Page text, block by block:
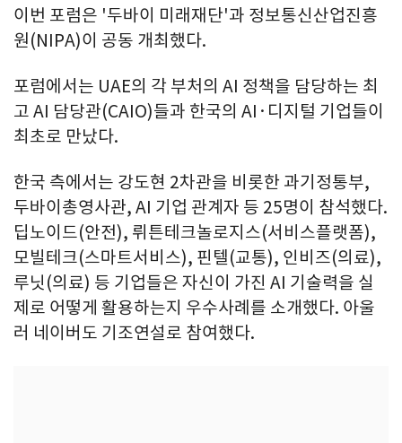
이번 포럼은 '두바이 미래재단'과 정보통신산업진흥
원(NIPA)이 공동 개최했다.
포럼에서는 UAE의 각 부처의 AI 정책을 담당하는 최
고 AI 담당관(CAIO)들과 한국의 AI·디지털 기업들이
최초로 만났다.
한국 측에서는 강도현 2차관을 비롯한 과기정통부,
두바이총영사관, AI 기업 관계자 등 25명이 참석했다.
딥노이드(안전), 뤼튼테크놀로지스(서비스플랫폼),
모빌테크(스마트서비스), 핀텔(교통), 인비즈(의료),
루닛(의료) 등 기업들은 자신이 가진 AI 기술력을 실
제로 어떻게 활용하는지 우수사례를 소개했다. 아울
러 네이버도 기조연설로 참여했다.